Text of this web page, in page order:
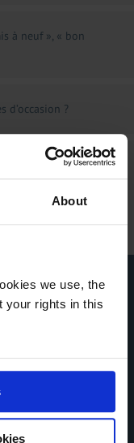
About
we use, the
your rights in this
à neuf », « bon
d’occasion ?
nouvelles machines ?